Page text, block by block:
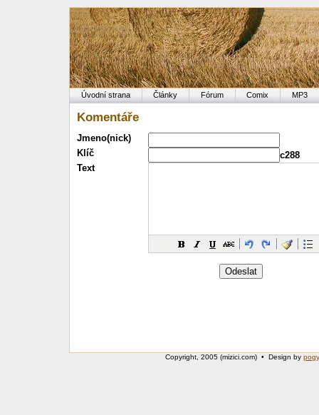
Úvodní strana Články Fórum Comix MP3
Komentáře
Jmeno(nick)
Klíč
c288
Text
Copyright, 2005 (mizici.com) • Design by